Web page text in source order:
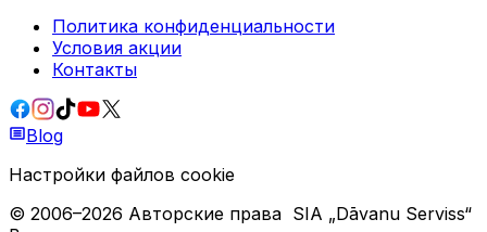
Политика конфиденциальности
Условия акции
Контакты
Blog
Настройки файлов cookie
© 2006–2026 Авторские права SIA „Dāvanu Serviss“